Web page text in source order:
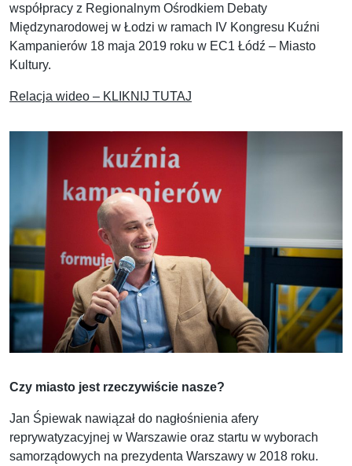
współpracy z Regionalnym Ośrodkiem Debaty
Międzynarodowej w Łodzi w ramach IV Kongresu Kuźni
Kampanierów 18 maja 2019 roku w EC1 Łódź – Miasto
Kultury.
Relacja wideo – KLIKNIJ TUTAJ
Czy miasto jest rzeczywiście nasze?
Jan Śpiewak nawiązał do nagłośnienia afery
reprywatyzacyjnej w Warszawie oraz startu w wyborach
samorządowych na prezydenta Warszawy w 2018 roku.